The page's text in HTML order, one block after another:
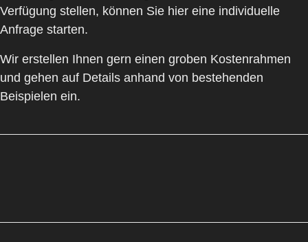
Verfügung stellen, können Sie hier eine individuelle
Anfrage starten.
Wir erstellen Ihnen gern einen groben Kostenrahmen
und gehen auf Details anhand von bestehenden
Beispielen ein.